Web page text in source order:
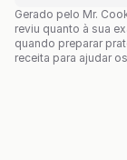
Gerado pelo Mr.
reviu quanto à sua
quando preparar
receita para ajudar